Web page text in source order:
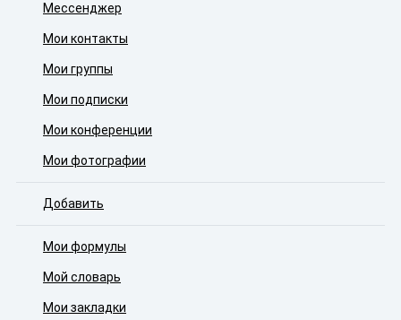
Мессенджер
Мои контакты
Мои группы
Мои подписки
Мои конференции
Мои фотографии
Добавить
Мои формулы
Мой словарь
Мои закладки